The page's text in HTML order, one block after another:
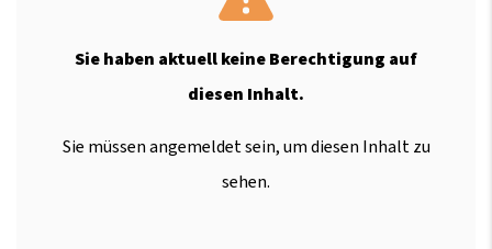
Sie haben aktuell keine Berechtigung auf
diesen Inhalt.
Sie müssen angemeldet sein, um diesen Inhalt zu
sehen.